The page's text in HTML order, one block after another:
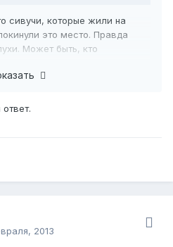
сивучи, которые жили на
это место. Правда
Может быть, кто
рыбзавод, который
и на мысе Чавычном, и
города, и на Садовой.
множество мест, где можно
2013